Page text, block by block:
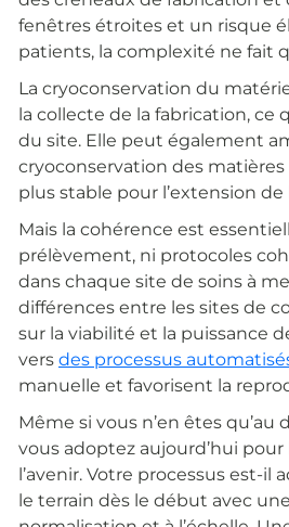
fenêtres étroites et un risque
patients, la complexité ne fait
La cryoconservation du
la collecte de la fabrication,
du site. Elle peut également
cryoconservation des
plus stable pour l’extension de
Mais la cohérence est
prélèvement, ni protocoles
dans chaque site de soins à
différences entre les sites de
sur la viabilité et la puissance
vers des processus
manuelle et favorisent la
Même si vous n’en êtes
vous adoptez aujourd’hui
l’avenir. Votre processus est-
le terrain dès le début avec